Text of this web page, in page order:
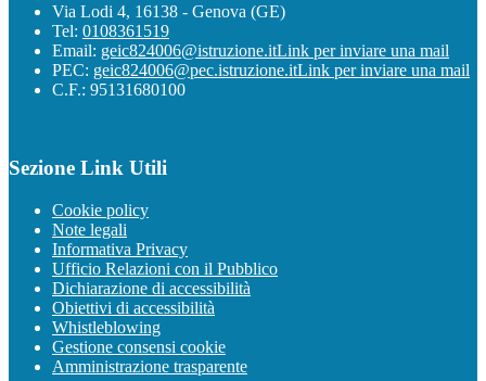
Via Lodi 4, 16138 - Genova (GE)
Tel: 0108361519
Email: geic824006@istruzione.itLink per inviare una mail
PEC: geic824006@pec.istruzione.itLink per inviare una mail
C.F.: 95131680100
Sezione Link Utili
Cookie policy
Note legali
Informativa Privacy
Ufficio Relazioni con il Pubblico
Dichiarazione di accessibilità
Obiettivi di accessibilità
Whistleblowing
Gestione consensi cookie
Amministrazione trasparente